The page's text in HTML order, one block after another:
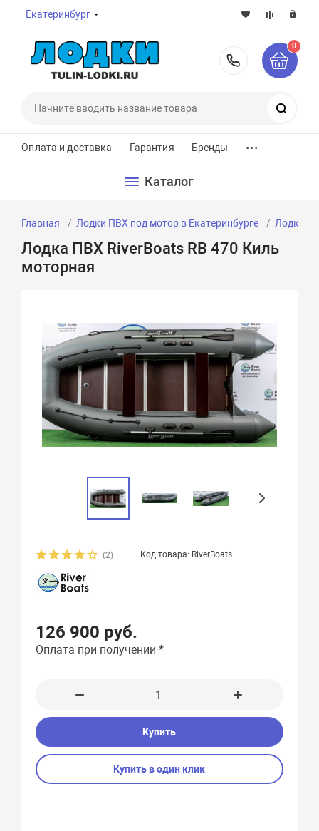
Екатеринбург
8-800-
0
Оплата и доставка Гарантия Бренды ...
Каталог
Главная Лодки ПВХ под мотор в Екатеринбурге Лодки
Лодка ПВХ RiverBoats RB 470 Киль
моторная
(2) Код товара: RiverBoats
126 900 руб.
Оплата при получении *
Купить
Купить в один клик